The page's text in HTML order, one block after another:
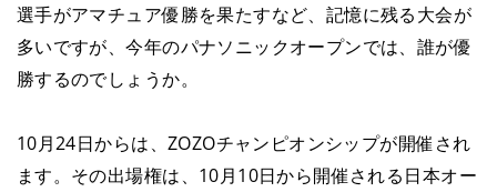
選手がアマチュア優勝を果たすなど、記憶に残る大会が
多いですが、今年のパナソニックオープンでは、誰が優
勝するのでしょうか。
10月24日からは、ZOZOチャンピオンシップが開催され
ます。その出場権は、10月10日から開催される日本オー